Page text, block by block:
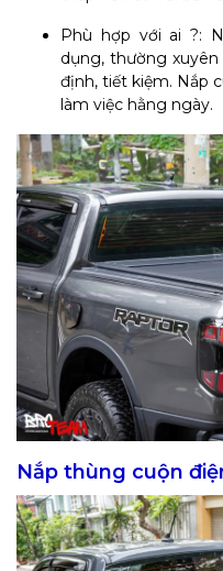
Phù hợp với ai ?:
dụng, thường
định, tiết kiệm. Nắp
làm việc hằng ngày.
Nắp thùng cuộn